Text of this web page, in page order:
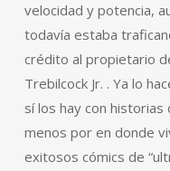
velocidad y potencia,
todavía estaba
crédito al propietario
Trebilcock Jr. . Ya lo
sí los hay con
menos por en donde
exitosos cómics de